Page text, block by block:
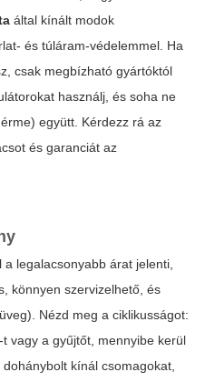
által kínált modok
és túláram-védelemmel. Ha
csak megbízható gyártóktól
használj, és soha ne
együtt. Kérdezz rá az
és garanciát az
legalacsonyabb árat jelenti,
könnyen szervizelhető, és
Nézd meg a ciklikusságot:
vagy a gyűjtőt, mennyibe kerül
kínál csomagokat,